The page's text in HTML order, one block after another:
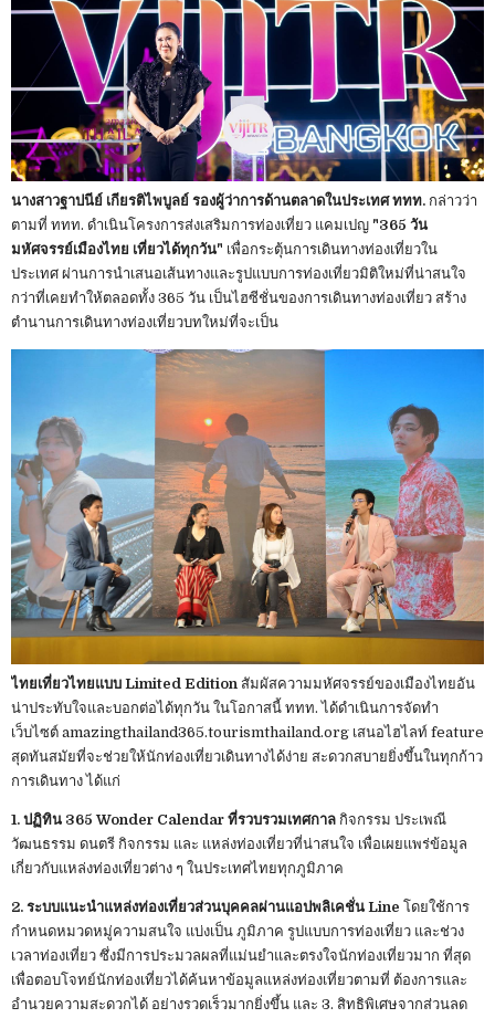
นางสาวฐาปนีย์ เกียรติไพบูลย์ รองผู้ว่าการด้านตลาดในประเทศ ททท. กล่าวว่า
ตามที่ ททท. ดำเนินโครงการส่งเสริมการท่องเที่ยว แคมเปญ "365 วัน
มหัศจรรย์เมืองไทย เที่ยวได้ทุกวัน" เพื่อกระตุ้นการเดินทางท่องเที่ยวใน
ประเทศ ผ่านการนำเสนอเส้นทางและรูปแบบการท่องเที่ยวมิติใหม่ที่น่าสนใจ
กว่าที่เคยทำให้ตลอดทั้ง 365 วัน เป็นไฮซีชั่นของการเดินทางท่องเที่ยว สร้าง
ตำนานการเดินทางท่องเที่ยวบทใหม่ที่จะเป็น
ไทยเที่ยวไทยแบบ Limited Edition สัมผัสความมหัศจรรย์ของเมืองไทยอัน
น่าประทับใจและบอกต่อได้ทุกวัน ในโอกาสนี้ ททท. ได้ดำเนินการจัดทำ
เว็บไซต์ amazingthailand365.tourismthailand.org เสนอไฮไลท์ feature
สุดทันสมัยที่จะช่วยให้นักท่องเที่ยวเดินทางได้ง่าย สะดวกสบายยิ่งขึ้นในทุกก้าว
การเดินทาง ได้แก่
1. ปฏิทิน 365 Wonder Calendar ที่รวบรวมเทศกาล กิจกรรม ประเพณี
วัฒนธรรม ดนตรี กิจกรรม และ แหล่งท่องเที่ยวที่น่าสนใจ เพื่อเผยแพร่ข้อมูล
เกี่ยวกับแหล่งท่องเที่ยวต่าง ๆ ในประเทศไทยทุกภูมิภาค
2. ระบบแนะนำแหล่งท่องเที่ยวส่วนบุคคลผ่านแอปพลิเคชั่น Line โดยใช้การ
กำหนดหมวดหมู่ความสนใจ แบ่งเป็น ภูมิภาค รูปแบบการท่องเที่ยว และช่วง
เวลาท่องเที่ยว ซึ่งมีการประมวลผลที่แม่นยำและตรงใจนักท่องเที่ยวมาก ที่สุด
เพื่อตอบโจทย์นักท่องเที่ยวได้ค้นหาข้อมูลแหล่งท่องเที่ยวตามที่ ต้องการและ
อำนวยความสะดวกได้ อย่างรวดเร็วมากยิ่งขึ้น และ 3. สิทธิพิเศษจากส่วนลด